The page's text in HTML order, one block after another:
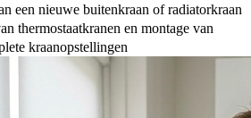
een nieuwe buitenkraan of radiatorkraan
thermostaatkranen en montage van
kraanopstellingen